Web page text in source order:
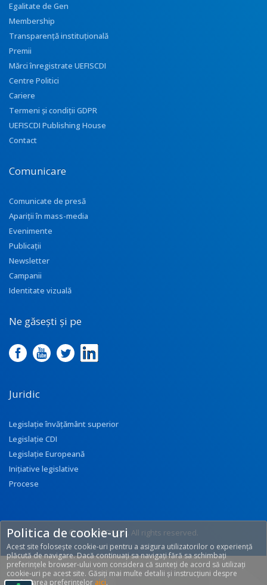
Egalitate de Gen
Membership
Transparenţă instituţională
Premii
Mărci înregistrate UEFISCDI
Centre Politici
Cariere
Termeni și condiții GDPR
UEFISCDI Publishing House
Contact
Comunicare
Comunicate de presă
Apariţii în mass-media
Evenimente
Publicații
Newsletter
Campanii
Identitate vizuală
Ne găsești și pe
Juridic
Legislație învățământ superior
Legislație CDI
Legislație Europeană
Inițiative legislative
Procese
© 2017 UEFISCDI. All rights reserved.
[T: 0.2837, O: 92]
Politica de cookie-uri
Acest site folosește cookie-uri pentru a asigura utilizatorilor o experiență
plăcută de navigare. Dacă continuați sa navigați fără sa schimbați
preferințele browser-ului vom considera că sunteți de acord să utilizați
cookie-uri pe acest site. Găsiți mai multe detalii și instrucțiuni despre
modificarea preferințelor aici.